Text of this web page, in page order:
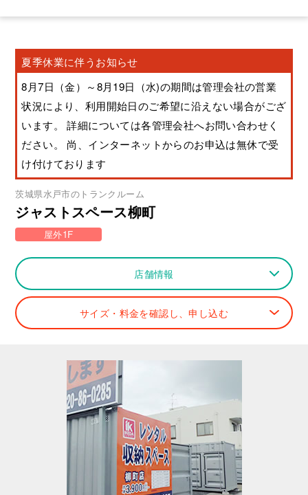
夏季休業に伴うお知らせ
8月7日（金）～8月19日（水)の期間は管理会社の営業
状況により、利用開始日のご希望に沿えない場合がござ
います。 詳細については各管理会社へお問い合わせく
ださい。 尚、インターネットからのお申込は無休で受
け付けております
茨城県水戸市のトランクルーム
ジャストスペース柳町
屋外1F
店舗情報
サイズ・料金を確認し、申し込む